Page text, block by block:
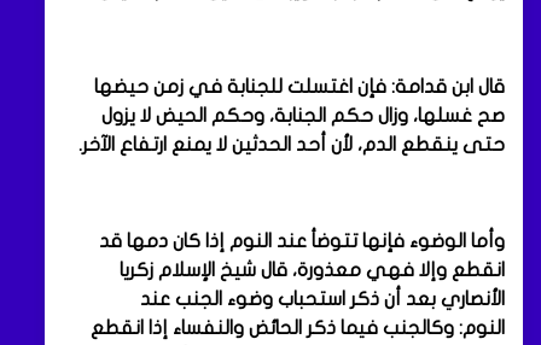
قال ابن قدامة: فإن اغتسلت للجنابة في زمن حيضها
صح غسلها، وزال حكم الجنابة، وحكم الحيض لا يزول
حتى ينقطع الدم، لأن أحد الحدثين لا يمنع ارتفاع الآخر.
وأما الوضوء فإنها تتوضأ عند النوم إذا كان دمها قد
انقطع وإلا فهي معذورة، قال شيخ الإسلام زكريا
الأنصاري بعد أن ذكر استحباب وضوء الجنب عند
النوم: وكالجنب فيما ذكر الحائض والنفساء إذا انقطع